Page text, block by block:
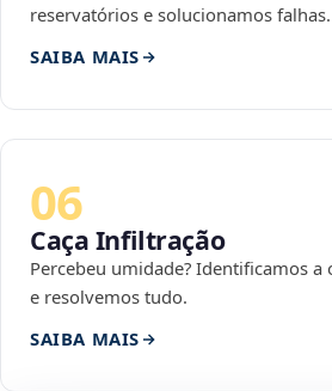
reservatórios e solucionamos falhas.
SAIBA MAIS
06
Caça Infiltração
Percebeu umidade? Identificamos
e resolvemos tudo.
SAIBA MAIS